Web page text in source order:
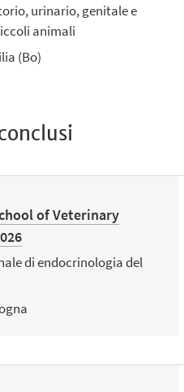
urinario, genitale e
animali
(Bo)
of Veterinary
di endocrinologia del